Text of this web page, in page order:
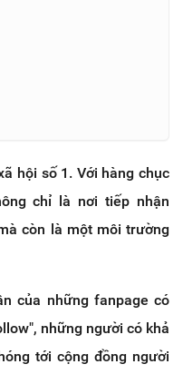
hội số 1. Với hàng chục
chỉ là nơi tiếp nhận
còn là một môi trường
của những fanpage có
những người có khả
tới cộng đồng người